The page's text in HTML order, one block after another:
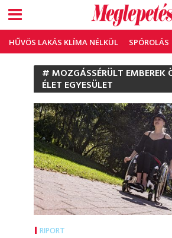
HŰVÖS LAKÁS KLÍMA NÉLKÜL SPÓROLÁS
# MOZGÁSSÉRÜLT EMBEREK
ÉLET EGYESÜLET
RIPORT